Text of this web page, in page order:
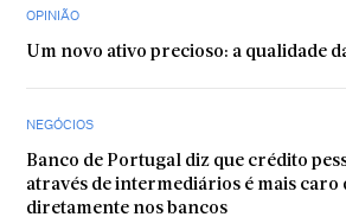
OPINIÃO
Um novo ativo precioso: a qualidade
NEGÓCIOS
Banco de Portugal diz que crédito
através de intermediários é mais caro
diretamente nos bancos